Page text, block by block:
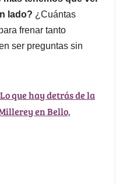
lado? ¿Cuántas
frenar tanto
ser preguntas sin
Lo que hay detrás de la
en Bello,